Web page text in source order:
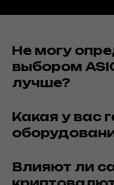
Не могу
выбором
лучше?
Какая у вас
Влияют ли